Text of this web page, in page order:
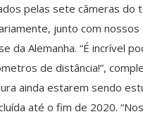
pelas sete câmeras do
junto com
da Alemanha. “É incrível
de distância!”,
ainda estarem sendo
até o fim de 2020.